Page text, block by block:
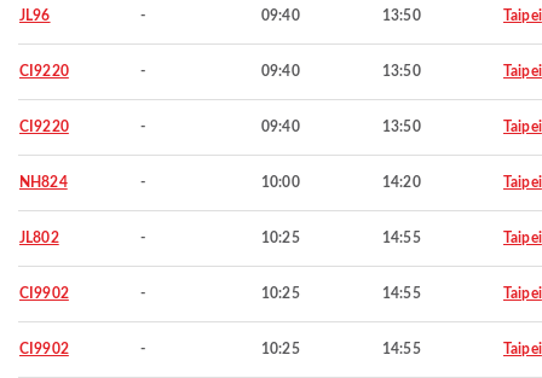
JL96 - 09:40 13:50 Taipei
CI9220 - 09:40 13:50 Taipei
CI9220 - 09:40 13:50 Taipei
NH824 - 10:00 14:20 Taipei
JL802 - 10:25 14:55 Taipei
CI9902 - 10:25 14:55 Taipei
CI9902 - 10:25 14:55 Taipei